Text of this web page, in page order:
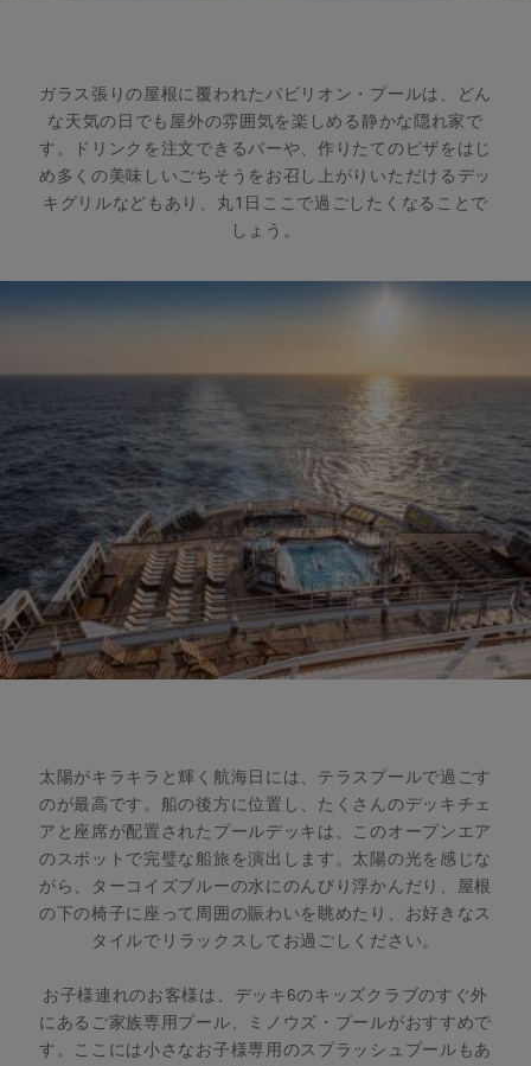
ガラス張りの屋根に覆われたパビリオン・プールは、どん
な天気の日でも屋外の雰囲気を楽しめる静かな隠れ家で
す。ドリンクを注文できるバーや、作りたてのピザをはじ
め多くの美味しいごちそうをお召し上がりいただけるデッ
キグリルなどもあり、丸1日ここで過ごしたくなることで
しょう。
太陽がキラキラと輝く航海日には、テラスプールで過ごす
のが最高です。船の後方に位置し、たくさんのデッキチェ
アと座席が配置されたプールデッキは、このオープンエア
のスポットで完璧な船旅を演出します。太陽の光を感じな
がら、ターコイズブルーの水にのんびり浮かんだり、屋根
の下の椅子に座って周囲の賑わいを眺めたり、お好きなス
タイルでリラックスしてお過ごしください。
お子様連れのお客様は、デッキ6のキッズクラブのすぐ外
にあるご家族専用プール、ミノウズ・プールがおすすめで
す。ここには小さなお子様専用のスプラッシュプールもあ